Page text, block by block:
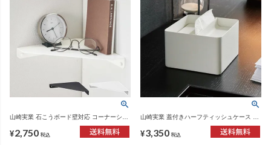
山崎実業 石こうボード壁対応 コーナーシェ
シリーズ
¥2,750 税込
山崎実業 蓋付きハーフティッシュケース タ
ズ
¥3,350 税込